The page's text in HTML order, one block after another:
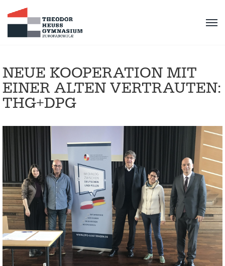
NEUE KOOPERATION MIT
EINER ALTEN VERTRAUTEN:
THG+DPG